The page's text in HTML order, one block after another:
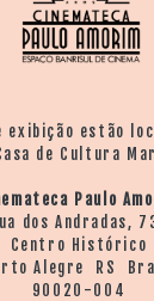
exibição estão
de Cultura
Paulo
dos Andradas,
Centro Histórico
Alegre RS
90020-004